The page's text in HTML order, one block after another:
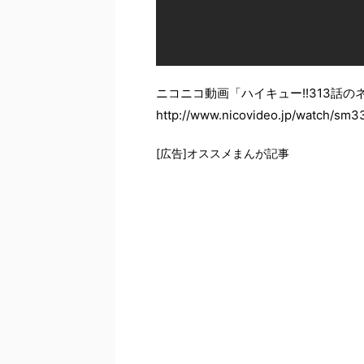
ニコニコ動画「ハイキュー!!313話の
http://www.nicovideo.jp/watch/
[広告]オススメまんが記事